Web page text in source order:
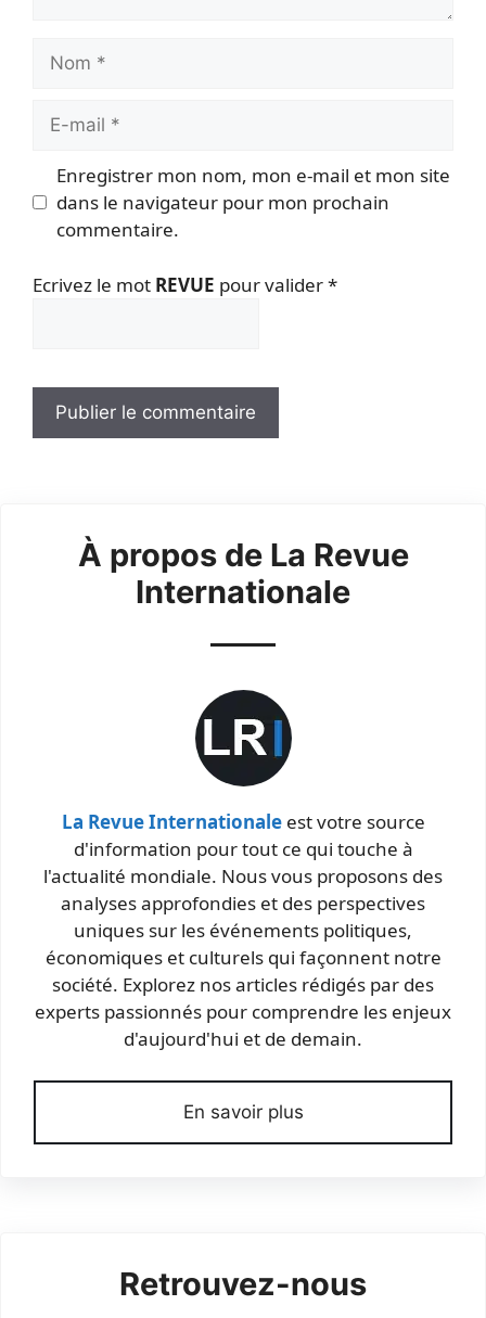
Nom
Enregistrer mon nom, mon e-mail et mon site
dans le navigateur pour mon prochain
commentaire.
Ecrivez le mot REVUE pour valider*
À propos de La Revue
Internationale
La Revue Internationaleest votre source
d'information pour tout ce qui touche à
l'actualité mondiale. Nous vous proposons des
analyses approfondies et des perspectives
uniques sur les événements politiques,
économiques et culturels qui façonnent notre
société. Explorez nos articles rédigés par des
experts passionnés pour comprendre les enjeux
d'aujourd'hui et de demain.
En savoir plus
Retrouvez-nous